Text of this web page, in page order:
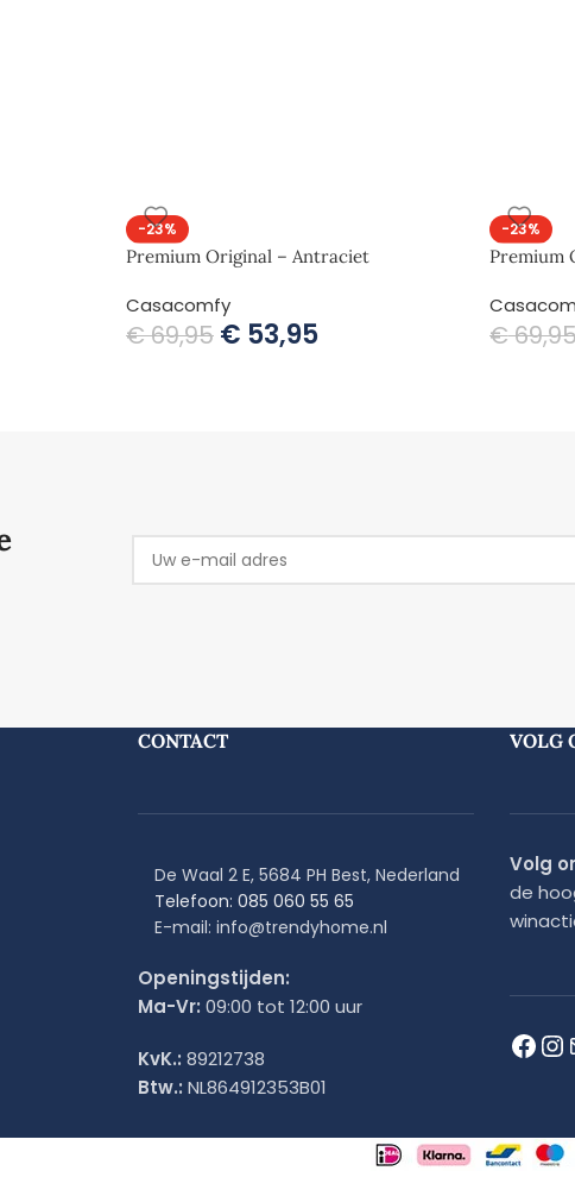
-23%
Premium Original – Antraciet
Casacomfy
€69,95 € 53,95
-23%
Premium
€
CONTACT
De Waal 2 E, 5684 PH Best, Nederland
Telefoon: 085 060 55 65
E-mail: info@trendyhome.nl
Openingstijden:
Ma-Vr: 09:00 tot 12:00 uur
KvK.: 89212738
Btw.: NL864912353B01
VOLG
Volg
de